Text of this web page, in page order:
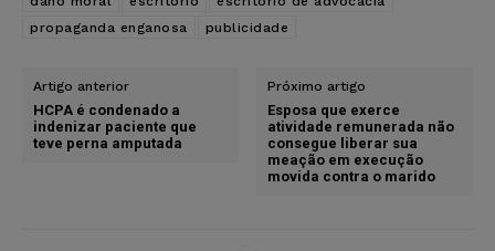
propaganda enganosa
publicidade
Artigo anterior
HCPA é condenado a
indenizar paciente que
teve perna amputada
Próximo artigo
Esposa que exerce
atividade remunerada não
consegue liberar sua
meação em execução
movida contra o marido